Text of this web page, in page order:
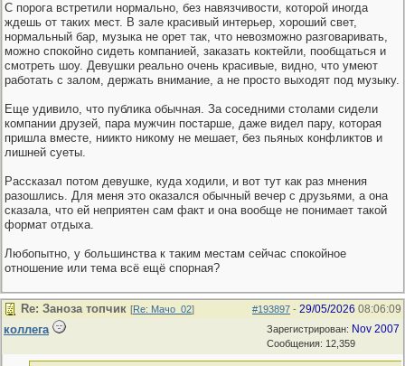
С порога встретили нормально, без навязчивости, которой иногда
ждешь от таких мест. В зале красивый интерьер, хороший свет,
нормальный бар, музыка не орет так, что невозможно разговаривать,
можно спокойно сидеть компанией, заказать коктейли, пообщаться и
смотреть шоу. Девушки реально очень красивые, видно, что умеют
работать с залом, держать внимание, а не просто выходят под музыку.
Еще удивило, что публика обычная. За соседними столами сидели
компании друзей, пара мужчин постарше, даже видел пару, которая
пришла вместе, ниикто никому не мешает, без пьяных конфликтов и
лишней суеты.
Рассказал потом девушке, куда ходили, и вот тут как раз мнения
разошлись. Для меня это оказался обычный вечер с друзьями, а она
сказала, что ей неприятен сам факт и она вообще не понимает такой
формат отдыха.
Любопытно, у большинства к таким местам сейчас спокойное
отношение или тема всё ещё спорная?
#193897 - 29/05/2026 08:06:09
Re: Заноза топчик [Re: Мачо_02]
Зарегистрирован: Nov 2007
Сообщения: 12,359
коллега